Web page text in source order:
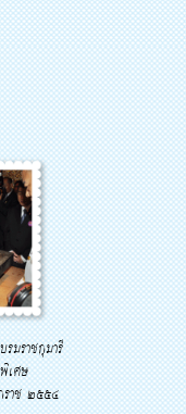
มราชกุมารี
เศษ
ราช ๒๕๕๔